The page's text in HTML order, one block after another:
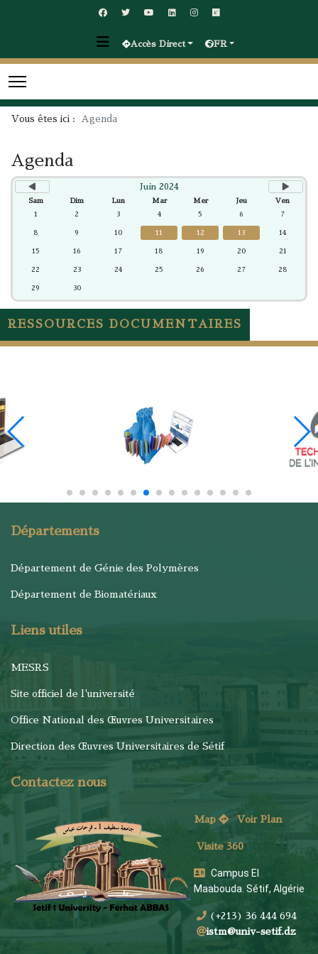
Accès Direct FR
Vous êtes ici : Agenda
Agenda
Juin 2024
Sam Dim Lun Mar Mer Jeu
Ven
1
2 3 4 5 6 7
8 9 10 11 12 13 14
15 16 17 18 19 20 21
22 23 24 25 26 27 28
29 30
RESSOURCES DOCUMENTAIRES
Départements
Département de Génie des Polymères
Département de Biomatériaux
Liens utiles
MESRS
Site officiel de l'université
Office National des Œuvres Universitaires
Direction des Œuvres Universitaires de Sétif
Contactez nous
Map Voir Plan
Visite 360
Campus El
Maabouda. Sétif, Algérie
(+213) 36 444 694
istm@univ-setif.dz